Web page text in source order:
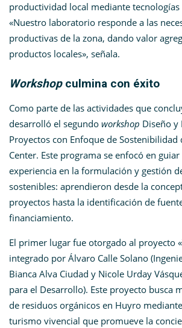
productividad local mediante tecnologías
«Nuestro laboratorio responde a las
productivas de la zona, dando valor
productos locales», señala.
Workshopculmina con éxito
Como parte de las actividades que
desarrolló el segundo workshop Diseño y
Proyectos con Enfoque de Sostenibilidad
Center. Este programa se enfocó en
experiencia en la formulación y gestión
sostenibles: aprendieron desde la
proyectos hasta la identificación de
financiamiento.
El primer lugar fue otorgado al proyecto
integrado por Álvaro Calle Solano
Bianca Alva Ciudad y Nicole Urday
para el Desarrollo). Este proyecto busca
de residuos orgánicos en Huyro
turismo vivencial que promueve la